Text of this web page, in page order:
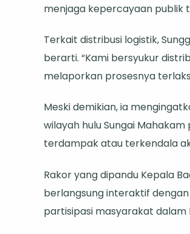
menjaga kepercayaan publik
Terkait distribusi logistik,
berarti. “Kami bersyukur
melaporkan prosesnya
Meski demikian, ia
wilayah hulu Sungai
terdampak atau terkendala
Rakor yang dipandu Kepala
berlangsung interaktif
partisipasi masyarakat dalam